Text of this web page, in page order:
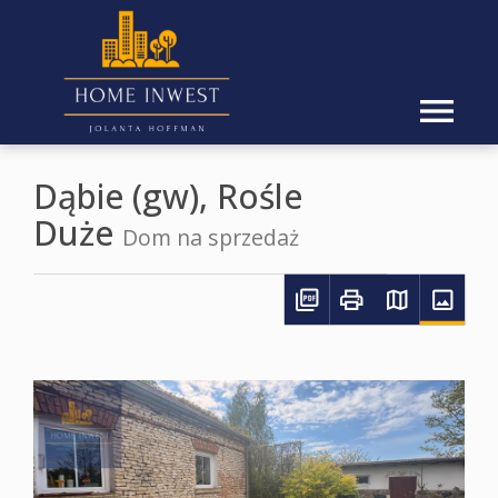
główna
Oferty
Dąbie (gw), Rośle
Duże Dom na sprzedaż
−